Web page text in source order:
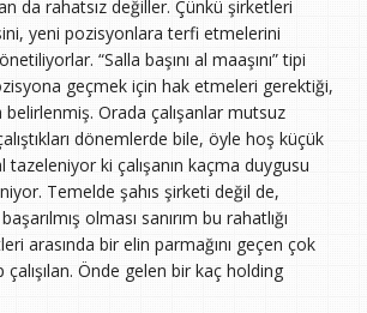
da rahatsız değiller. Çünkü şirketleri
yeni pozisyonlara terfi etmelerini
“Salla başını al maaşını” tipi
geçmek için hak etmeleri gerektiği,
Orada çalışanlar mutsuz
dönemlerde bile, öyle hoş küçük
ki çalışanın kaçma duygusu
Temelde şahıs şirketi değil de,
olması sanırım bu rahatlığı
arasında bir elin parmağını geçen çok
Önde gelen bir kaç holding